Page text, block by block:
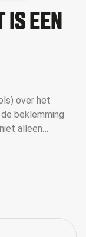
IS EEN
over het
beklemming
alleen